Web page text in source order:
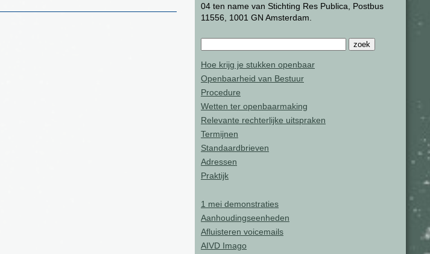
04 ten name van Stichting Res Publica, Postbus
11556, 1001 GN Amsterdam.
Hoe krijg je stukken openbaar
Openbaarheid van Bestuur
Procedure
Wetten ter openbaarmaking
Relevante rechterlijke uitspraken
Termijnen
Standaardbrieven
Adressen
Praktijk
1 mei demonstraties
Aanhoudingseenheden
Afluisteren voicemails
AIVD Imago